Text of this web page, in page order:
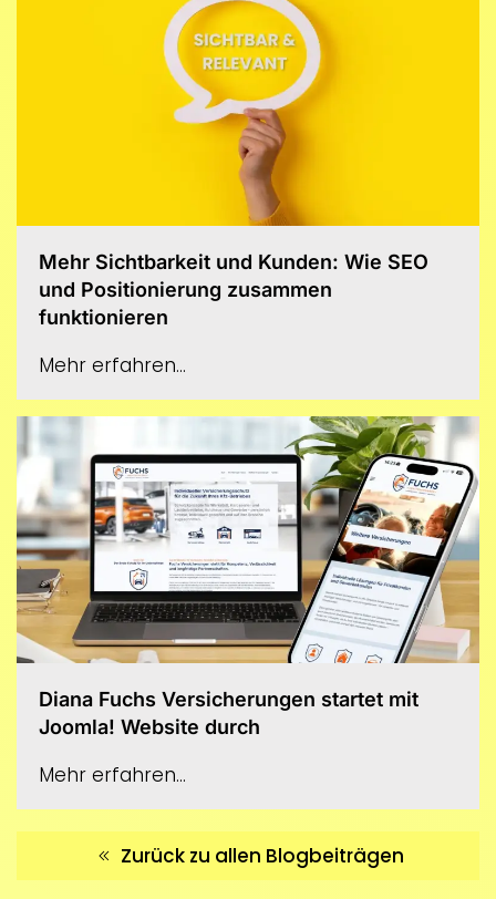
Mehr Sichtbarkeit und Kunden: Wie SEO
und Positionierung zusammen
funktionieren
Mehr erfahren...
Diana Fuchs Versicherungen startet mit
Joomla! Website durch
Mehr erfahren...
Zurück zu allen Blogbeiträgen